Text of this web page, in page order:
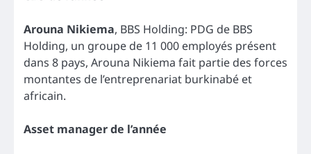
Arouna Nikiema, BBS Holding: PDG de BBS
Holding, un groupe de 11 000 employés présent
dans 8 pays, Arouna Nikiema fait partie des forces
montantes de l’entreprenariat burkinabé et
africain.
Asset manager de l’année